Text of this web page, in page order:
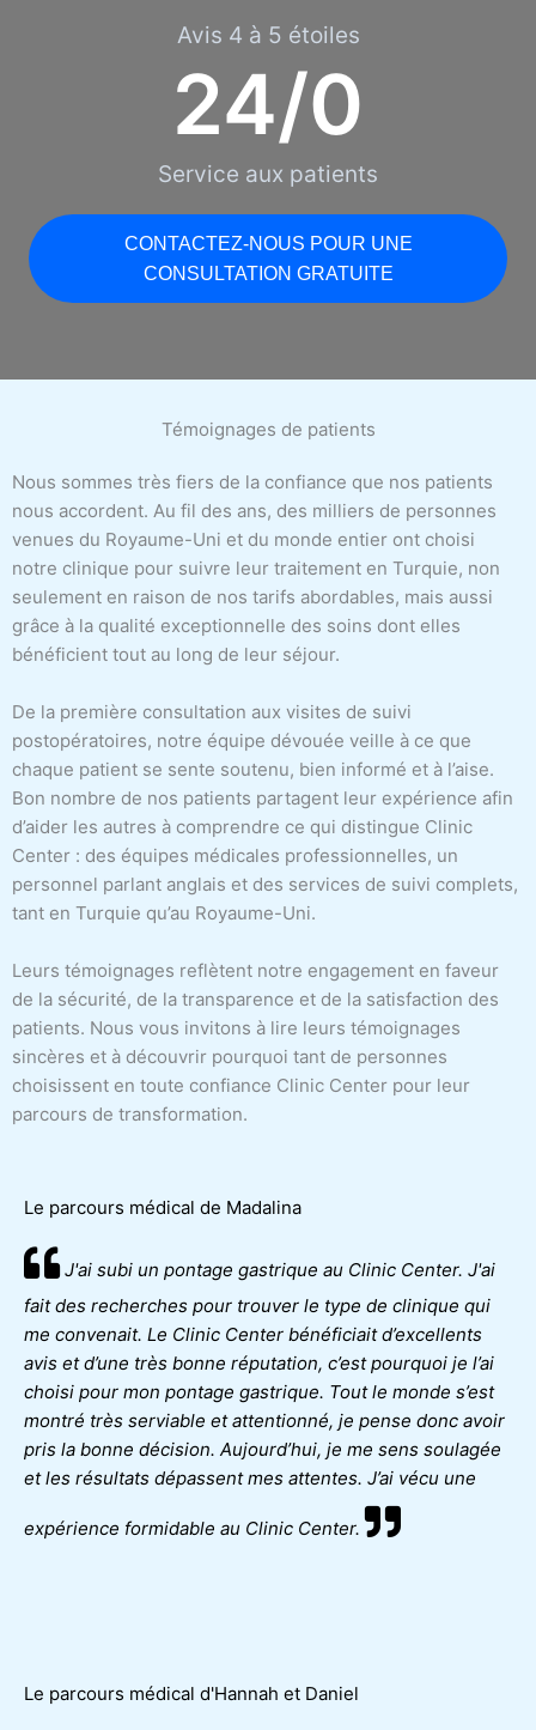
Avis 4 à 5 étoiles
Service aux patients
24/0
CONTACTEZ-NOUS POUR UNE
CONSULTATION GRATUITE
Témoignages de patients
Nous sommes très fiers de la confiance que nos patients
nous accordent. Au fil des ans, des milliers de personnes
venues du Royaume-Uni et du monde entier ont choisi
notre clinique pour suivre leur traitement en Turquie, non
seulement en raison de nos tarifs abordables, mais aussi
grâce à la qualité exceptionnelle des soins dont elles
bénéficient tout au long de leur séjour.
De la première consultation aux visites de suivi
postopératoires, notre équipe dévouée veille à ce que
chaque patient se sente soutenu, bien informé et à l’aise.
Bon nombre de nos patients partagent leur expérience afin
d’aider les autres à comprendre ce qui distingue Clinic
Center : des équipes médicales professionnelles, un
personnel parlant anglais et des services de suivi complets,
tant en Turquie qu’au Royaume-Uni.
Leurs témoignages reflètent notre engagement en faveur
de la sécurité, de la transparence et de la satisfaction des
patients. Nous vous invitons à lire leurs témoignages
sincères et à découvrir pourquoi tant de personnes
choisissent en toute confiance Clinic Center pour leur
parcours de transformation.
Le parcours médical de Madalina
J'ai subi un pontage gastrique au Clinic Center. J'ai
fait des recherches pour trouver le type de clinique qui
me convenait. Le Clinic Center bénéficiait d’excellents
avis et d’une très bonne réputation, c’est pourquoi je l’ai
choisi pour mon pontage gastrique. Tout le monde s’est
montré très serviable et attentionné, je pense donc avoir
pris la bonne décision. Aujourd’hui, je me sens soulagée
et les résultats dépassent mes attentes. J’ai vécu une
expérience formidable au Clinic Center.
Le parcours médical d'Hannah et Daniel